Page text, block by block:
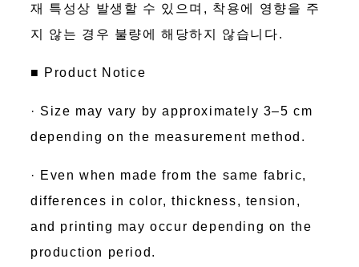
재 특성상 발생할 수 있으며, 착용에 영향을 주
지 않는 경우 불량에 해당하지 않습니다.
■ Product Notice
· Size may vary by approximately 3–5 cm
depending on the measurement method.
· Even when made from the same fabric,
differences in color, thickness, tension,
and printing may occur depending on the
production period.